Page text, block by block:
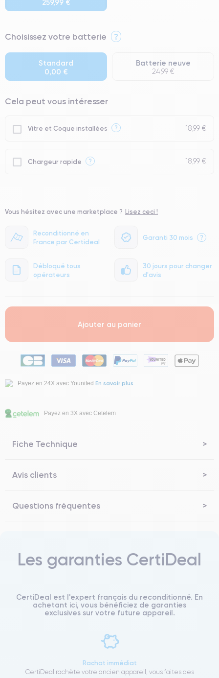
Reconditionné en
France par Certideal
Garanti 30 mois ?
Débloqué tous
opérateurs
30 jours pour changer
d'avis
259,99 €
⭐ Premium
● Batterie : usage intensif.
● Seuls 5% de nos téléphones ont un grade Premium.
Choisissez votre batterie ?
Standard
0,00 €
Batterie neuve
24,99 €
Cela peut vous intéresser
Vitre et Coque installées ? 18,99 €
Chargeur rapide ? 18,99 €
Vous hésitez avec une marketplace ? Lisez ceci !
Ajouter au panier
Payez en 24X avec Younited En savoir plus
Payez en 3X avec Cetelem
Fiche Technique
Avis clients
Questions fréquentes
Les garanties CertiDeal
CertiDeal est l'expert français du reconditionné. En
achetant ici, vous bénéficiez de garanties
exclusives sur votre future appareil.
Rachat immédiat
CertiDeal rachète votre ancien appareil, vous faites des